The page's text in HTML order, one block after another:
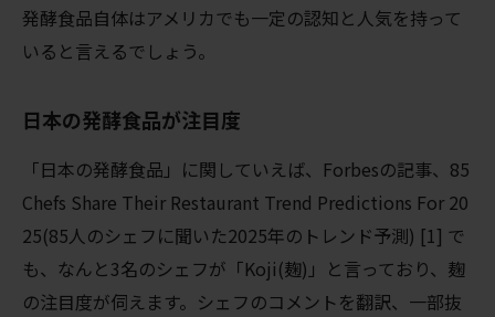
発酵食品自体はアメリカでも一定の認知と人気を持って
いると言えるでしょう。
日本の発酵食品が注目度
「日本の発酵食品」に関していえば、Forbesの記事、 85
Chefs Share Their Restaurant Trend Predictions For 20
25(85人のシェフに聞いた2025年のトレンド予測) [1] で
も、なんと3名のシェフが「Koji(麹)」と言っており、麹
の注目度が伺えます。シェフのコメントを翻訳、一部抜